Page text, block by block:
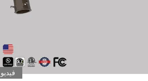
فيديو